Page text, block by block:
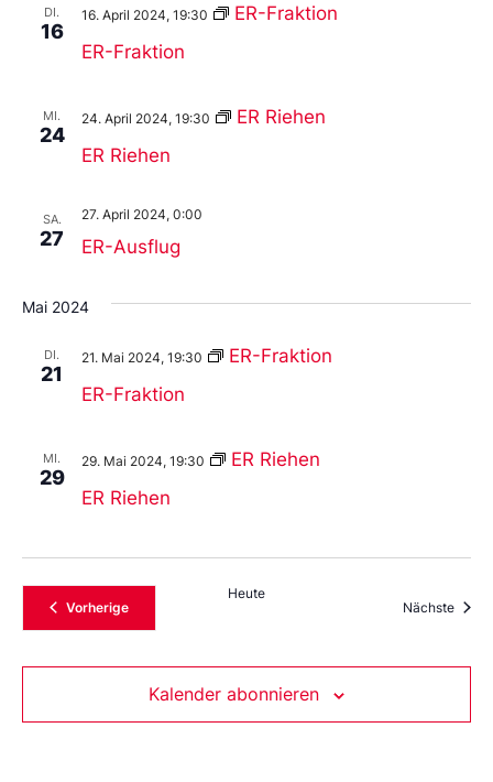
DI.
16
ER-Fraktion
16. April 2024, 19:30 ER-Fraktion
MI.
24
ER Riehen
24. April 2024, 19:30 ER Riehen
SA.
27 ER-Ausflug
27. April 2024, 0:00
Mai 2024
DI.
21
ER-Fraktion
21. Mai 2024, 19:30 ER-Fraktion
MI.
29
ER Riehen
29. Mai 2024, 19:30 ER Riehen
VorherigeVeranstaltungen
Heute
Nächste
Kalender abonnieren